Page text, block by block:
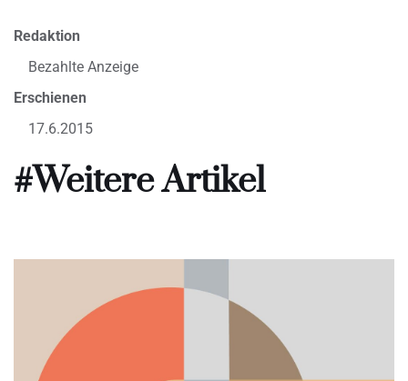
Redaktion
Bezahlte Anzeige
Erschienen
17.6.2015
#Weitere Artikel